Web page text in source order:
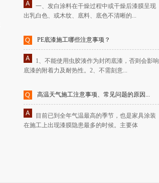
一、发白涂料在干燥过程中或干燥后漆膜呈现
出乳白色、或木纹、底料、底色不清晰的...
PE底漆施工哪些注意事项？
1、不能使用虫胶湊作为封闭底漆，否则会影响
底漆的附着力及耐热性。2、不需刻意...
高温天气施工注意事项、常见问题的原因...
目前已到全年气温最高的季节，也是家具涂装
在施工上出现漆膜隐患最多的时候。主要体